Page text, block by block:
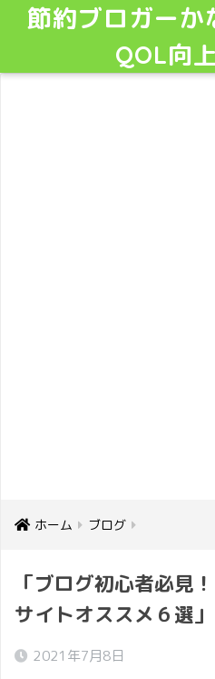
節約ブロガー
QOL向
ホーム ブログ
「ブログ初心者必見
サイトオススメ６選
2021年7月8日